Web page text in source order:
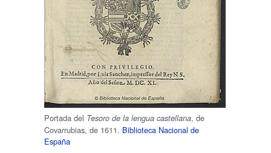
Portada del Tesoro de la lengua castellana, de
Covarrubias, de 1611. Biblioteca Nacional de
España